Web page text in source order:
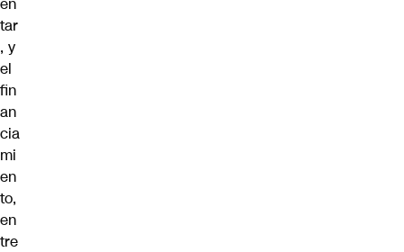
en
tar
, y
el
fin
an
cia
mi
en
to,
en
tre